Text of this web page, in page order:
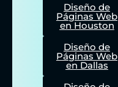
Diseño de
Páginas Web
en Houston
Diseño de
Páginas Web
en Dallas